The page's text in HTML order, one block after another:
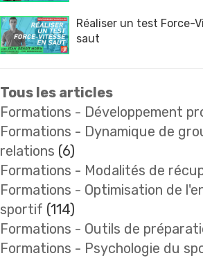
Réaliser un test Force-
saut
Tous les articles
Formations - Développement
Formations - Dynamique de
relations (6)
Formations - Modalités de
Formations - Optimisation de
sportif (114)
Formations - Outils de
Formations - Psychologie du